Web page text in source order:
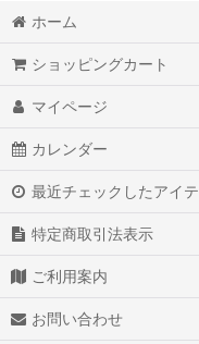
覚醒本
オリジナル最高級ダイヤモ
オリジナル最高級ダイヤモ
オリジナルミラクルマニフ
オリジナルパワーストーン
ホーム
ショッピングカート
マイページ
カレンダー
最近チェックしたアイ
特定商取引法表示
ご利用案内
お問い合わせ